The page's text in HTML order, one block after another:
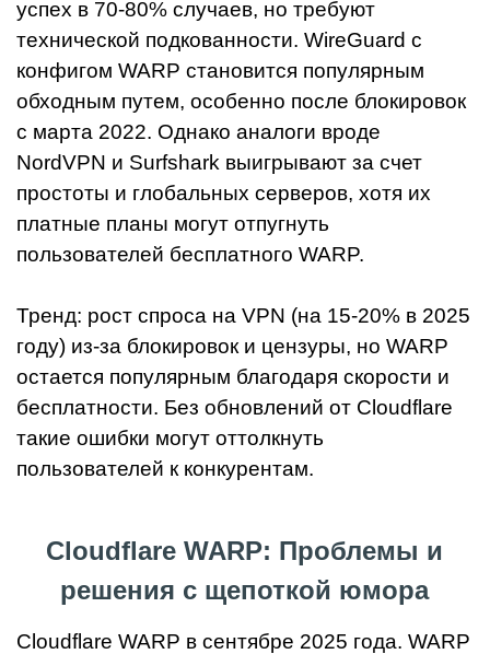
успех в 70-80% случаев, но требуют
технической подкованности. WireGuard с
конфигом WARP становится популярным
обходным путем, особенно после блокировок
с марта 2022. Однако аналоги вроде
NordVPN и Surfshark выигрывают за счет
простоты и глобальных серверов, хотя их
платные планы могут отпугнуть
пользователей бесплатного WARP.
Тренд: рост спроса на VPN (на 15-20% в 2025
году) из-за блокировок и цензуры, но WARP
остается популярным благодаря скорости и
бесплатности. Без обновлений от Cloudflare
такие ошибки могут оттолкнуть
пользователей к конкурентам.
Cloudflare WARP: Проблемы и
решения с щепоткой юмора
Cloudflare WARP в сентябре 2025 года. WARP